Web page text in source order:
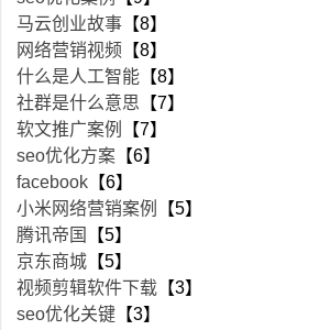
马云创业故事 【8】
网络营销视频 【8】
什么是人工智能 【8】
社群是什么意思 【7】
软文推广案例
【7】
seo优化方案 【6】
facebook 【6】
小米网络营销案例
【5】
腾讯帝国
【5】
京东商城 【5】
视频剪辑软件下载 【3】
seo优化关键 【3】